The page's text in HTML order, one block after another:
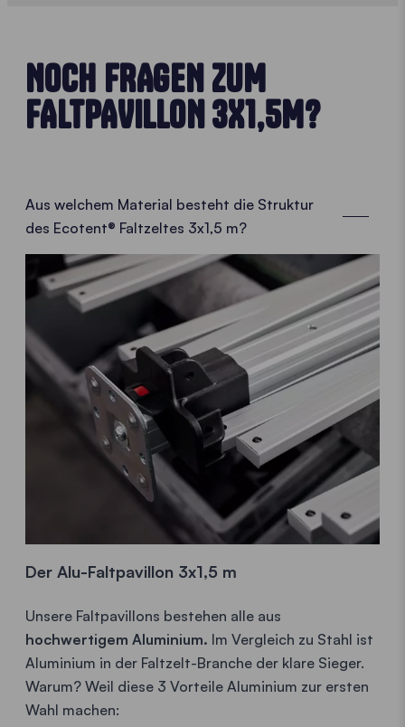
NOCH FRAGEN ZUM
FALTPAVILLON 3X1,5M?
Aus welchem Material besteht die Struktur
des Ecotent® Faltzeltes 3x1,5 m?
Der Alu-Faltpavillon 3x1,5 m
Unsere Faltpavillons bestehen alle aus
hochwertigem Aluminium. Im Vergleich zu Stahl ist
Aluminium in der Faltzelt-Branche der klare Sieger.
Warum? Weil diese 3 Vorteile Aluminium zur ersten
Wahl machen: